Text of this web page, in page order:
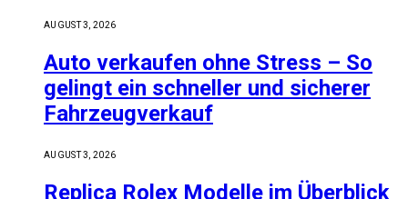
AUGUST 3, 2026
Auto verkaufen ohne Stress – So
gelingt ein schneller und sicherer
Fahrzeugverkauf
AUGUST 3, 2026
Replica Rolex Modelle im Überblick